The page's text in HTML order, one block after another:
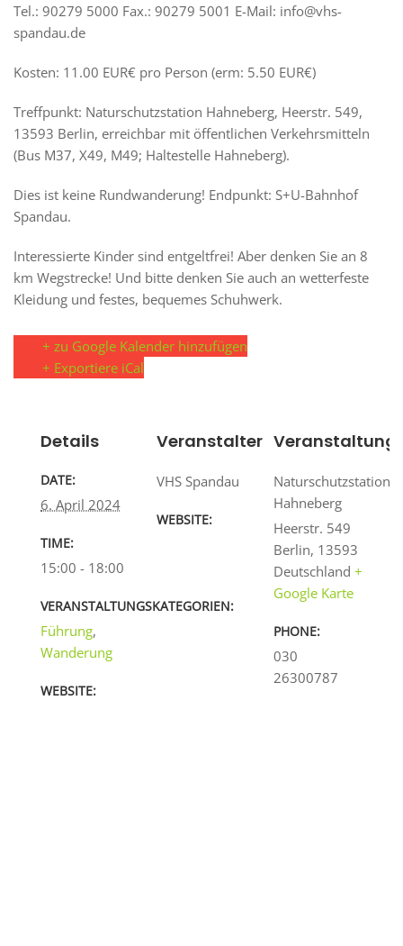
Tel.: 90279 5000 Fax.: 90279 5001 E-Mail: info@vhs-
spandau.de
Kosten: 11.00 EUR€ pro Person (erm: 5.50 EUR€)
Treffpunkt: Naturschutzstation Hahneberg, Heerstr. 549,
13593 Berlin, erreichbar mit öffentlichen Verkehrsmitteln
(Bus M37, X49, M49; Haltestelle Hahneberg).
Dies ist keine Rundwanderung! Endpunkt: S+U-Bahnhof
Spandau.
Interessierte Kinder sind entgeltfrei! Aber denken Sie an 8
km Wegstrecke! Und bitte denken Sie auch an wetterfeste
Kleidung und festes, bequemes Schuhwerk.
+ zu Google Kalender hinzufügen
+ Exportiere iCal
Details
DATE:
6. April 2024
TIME:
15:00 - 18:00
VERANSTALTUNGSKATEGORIEN:
Führung,
Wanderung
WEBSITE:
Veranstalter
VHS Spandau
WEBSITE:
Naturschutzstation
Hahneberg
Heerstr. 549
Berlin, 13593
Deutschland +
Google Karte
PHONE:
030
26300787